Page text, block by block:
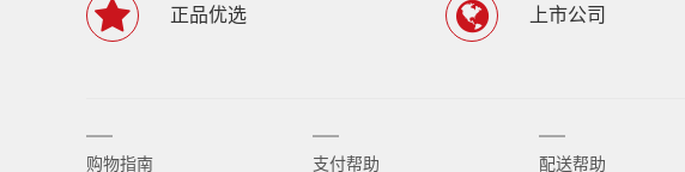
正品优选 上市公司
购物指南 支付帮助 配送帮助